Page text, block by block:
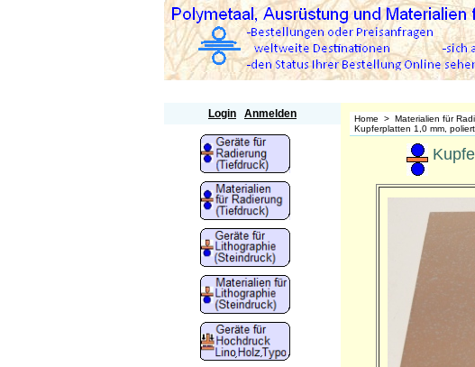
Login Anmelden Home > Materialien für
Kupferplatten 1,0 mm,